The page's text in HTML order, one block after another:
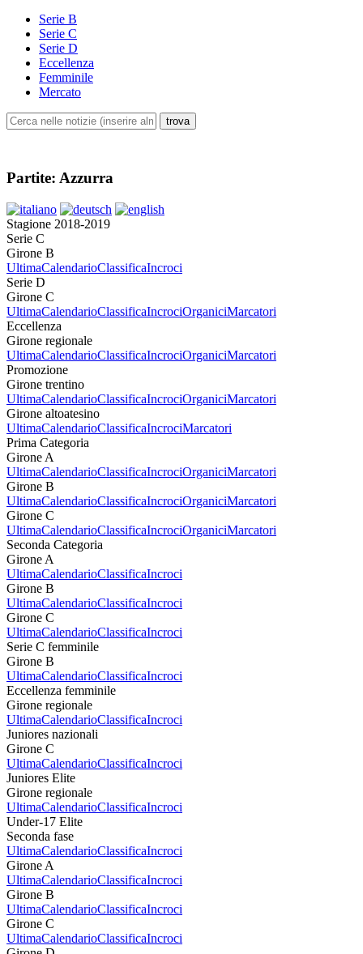
Serie B
Serie C
Serie D
Eccellenza
Femminile
Mercato
Partite: Azzurra
Stagione 2018-2019
Serie C
Girone B
UltimaCalendarioClassificaIncroci
Serie D
Girone C
UltimaCalendarioClassificaIncrociOrganiciMarcatori
Eccellenza
Girone regionale
UltimaCalendarioClassificaIncrociOrganiciMarcatori
Promozione
Girone trentino
UltimaCalendarioClassificaIncrociOrganiciMarcatori
Girone altoatesino
UltimaCalendarioClassificaIncrociMarcatori
Prima Categoria
Girone A
UltimaCalendarioClassificaIncrociOrganiciMarcatori
Girone B
UltimaCalendarioClassificaIncrociOrganiciMarcatori
Girone C
UltimaCalendarioClassificaIncrociOrganiciMarcatori
Seconda Categoria
Girone A
UltimaCalendarioClassificaIncroci
Girone B
UltimaCalendarioClassificaIncroci
Girone C
UltimaCalendarioClassificaIncroci
Serie C femminile
Girone B
UltimaCalendarioClassificaIncroci
Eccellenza femminile
Girone regionale
UltimaCalendarioClassificaIncroci
Juniores nazionali
Girone C
UltimaCalendarioClassificaIncroci
Juniores Elite
Girone regionale
UltimaCalendarioClassificaIncroci
Under-17 Elite
Seconda fase
UltimaCalendarioClassificaIncroci
Girone A
UltimaCalendarioClassificaIncroci
Girone B
UltimaCalendarioClassificaIncroci
Girone C
UltimaCalendarioClassificaIncroci